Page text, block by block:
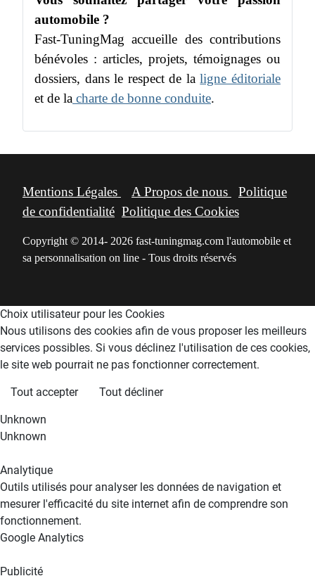
automobile ?
Fast-TuningMag accueille des contributions
bénévoles : articles, projets, témoignages ou
dossiers, dans le respect de laligne éditoriale
et de la charte de bonne conduite.
Mentions Légales A Propos de nous
Politique
de confidentialité Politique des Cookies
Copyright © 2014- 2026 fast-tuningmag.com l'automobile et
sa personnalisation on line - Tous droits réservés
Choix utilisateur pour les Cookies
Nous utilisons des cookies afin de vous proposer les meilleurs
services possibles. Si vous déclinez l'utilisation de ces cookies,
le site web pourrait ne pas fonctionner correctement.
Tout accepter Tout décliner
Unknown
Unknown
Analytique
Outils utilisés pour analyser les données de navigation et
mesurer l'efficacité du site internet afin de comprendre son
fonctionnement.
Google Analytics
Publicité